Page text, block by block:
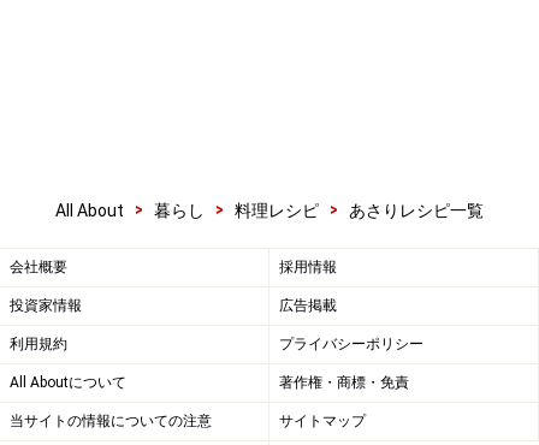
All About > 暮らし > 料理レシピ > あさりレシピ一覧
会社概要 採用情報
投資家情報 広告掲載
利用規約 プライバシーポリシー
All Aboutについて 著作権・商標・免責
当サイトの情報についての注意 サイトマップ